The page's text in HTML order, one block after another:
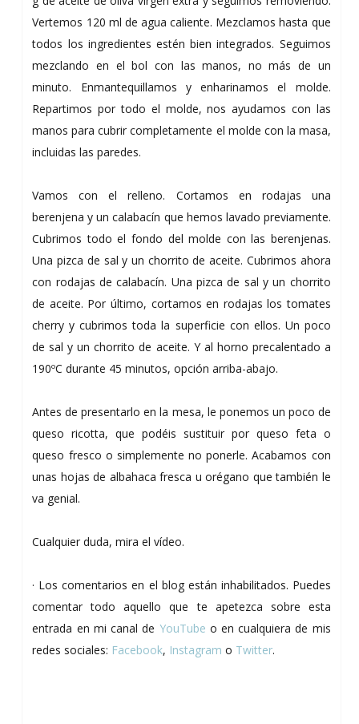
Vertemos 120 ml de agua caliente. Mezclamos hasta que
todos los ingredientes estén bien integrados. Seguimos
mezclando en el bol con las manos, no más de un
minuto. Enmantequillamos y enharinamos el molde.
Repartimos por todo el molde, nos ayudamos con las
manos para cubrir completamente el molde con la masa,
incluidas las paredes.
Vamos con el relleno. Cortamos en rodajas una
berenjena y un calabacín que hemos lavado previamente.
Cubrimos todo el fondo del molde con las berenjenas.
Una pizca de sal y un chorrito de aceite. Cubrimos ahora
con rodajas de calabacín. Una pizca de sal y un chorrito
de aceite. Por último, cortamos en rodajas los tomates
cherry y cubrimos toda la superficie con ellos. Un poco
de sal y un chorrito de aceite. Y al horno precalentado a
190ºC durante 45 minutos, opción arriba-abajo.
Antes de presentarlo en la mesa, le ponemos un poco de
queso ricotta, que podéis sustituir por queso feta o
queso fresco o simplemente no ponerle. Acabamos con
unas hojas de albahaca fresca u orégano que también le
va genial.
Cualquier duda, mira el vídeo.
· Los comentarios en el blog están inhabilitados. Puedes
comentar todo aquello que te apetezca sobre esta
entrada en mi canal de YouTube o en cualquiera de mis
redes sociales: Facebook, Instagram o Twitter.